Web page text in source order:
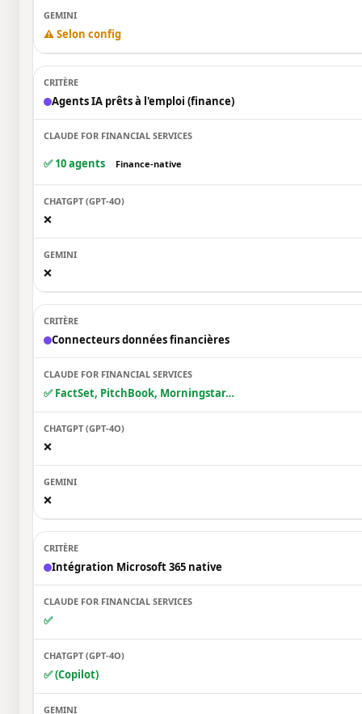
⚠️ Selon config
Agents IA prêts à l'emploi (finance)
✅ 10 agents Finance-native
❌
❌
Connecteurs données financières
✅ FactSet, PitchBook, Morningstar…
❌
❌
Intégration Microsoft 365 native
✅
✅ (Copilot)